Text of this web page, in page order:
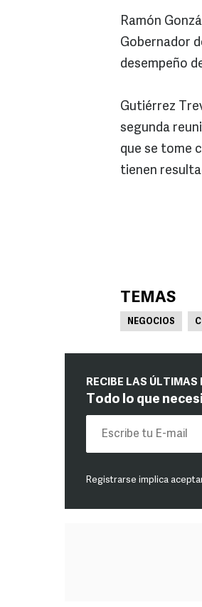
Ramón
Gobernador
desempeño
Gutiérrez
segunda
que se tome
tienen
TEMAS
NEGOCIOS
RECIBE LAS
Todo lo que
Registrarse implica